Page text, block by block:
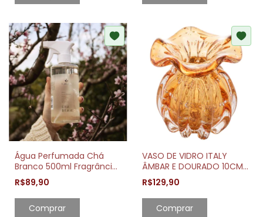
Água Perfumada Chá
Branco 500ml Fragrância
Sofisticada para Tecidos
e Ambientes
R$89,90
Comprar
VASO DE VIDRO ITALY
ÂMBAR E DOURADO 10CM
x 11CM
R$129,90
Comprar